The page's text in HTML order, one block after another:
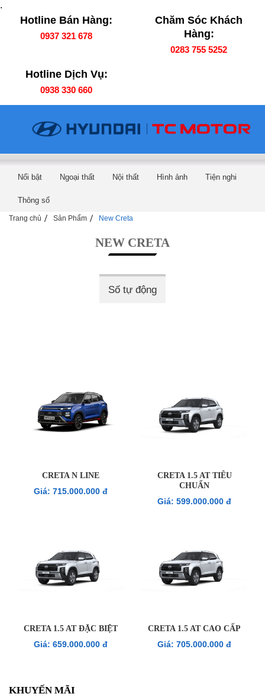
.
Hotline Bán Hàng:
0937 321 678
Chăm Sóc Khách
Hàng:
0283 755 5252
Hotline Dịch Vụ:
0938 330 660
Nổi bật Ngoại thất Nội thất Hình ảnh Tiện nghi
Thông số
Trang chủ Sản Phẩm New Creta
NEW CRETA
Số tự động
CRETA N LINE
Giá: 715.000.000 đ
CRETA 1.5 AT TIÊU
CHUẨN
Giá: 599.000.000 đ
CRETA 1.5 AT ĐẶC BIỆT
Giá: 659.000.000 đ
CRETA 1.5 AT CAO CẤP
Giá: 705.000.000 đ
KHUYẾN MÃI